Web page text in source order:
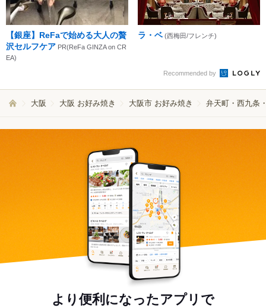
【銀座】ReFaで始める大人の贅
沢セルフケア PR(ReFa GINZA on CR
EA)
ラ・ベ (西梅田/フレンチ)
Recommended by
大阪 大阪 お好み焼き 大阪市 お好み焼き 弁天町・西九条
より便利になったアプリで